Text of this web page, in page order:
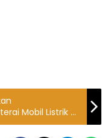
Mobil Listrik di